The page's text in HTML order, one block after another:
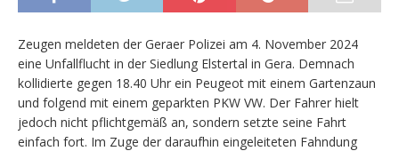
Zeugen meldeten der Geraer Polizei am 4. November 2024
eine Unfallflucht in der Siedlung Elstertal in Gera. Demnach
kollidierte gegen 18.40 Uhr ein Peugeot mit einem Gartenzaun
und folgend mit einem geparkten PKW VW. Der Fahrer hielt
jedoch nicht pflichtgemäß an, sondern setzte seine Fahrt
einfach fort. Im Zuge der daraufhin eingeleiteten Fahndung